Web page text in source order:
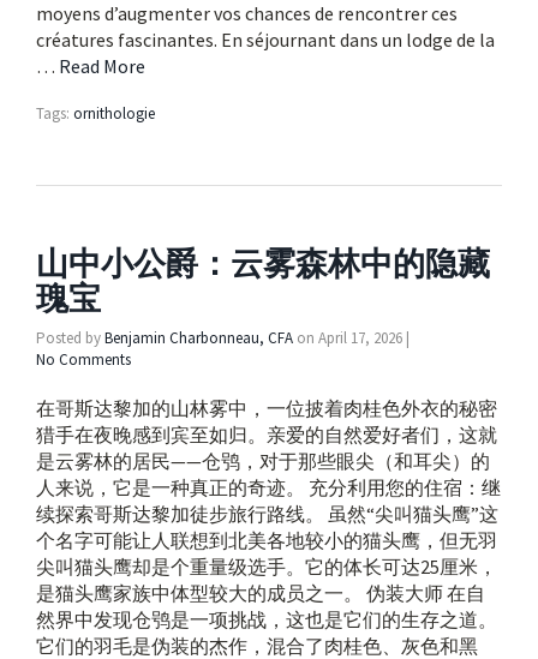
moyens d’augmenter vos chances de rencontrer ces
créatures fascinantes. En séjournant dans un lodge de la
… Read More
Tags: ornithologie
山中小公爵：云雾森林中的隐藏
瑰宝
Posted byBenjamin Charbonneau, CFA on April 17, 2026 |
No Comments
在哥斯达黎加的山林雾中，一位披着肉桂色外衣的秘密
猎手在夜晚感到宾至如归。亲爱的自然爱好者们，这就
是云雾林的居民——仓鸮，对于那些眼尖（和耳尖）的
人来说，它是一种真正的奇迹。 充分利用您的住宿：继
续探索哥斯达黎加徒步旅行路线。 虽然“尖叫猫头鹰”这
个名字可能让人联想到北美各地较小的猫头鹰，但无羽
尖叫猫头鹰却是个重量级选手。它的体长可达25厘米，
是猫头鹰家族中体型较大的成员之一。 伪装大师 在自
然界中发现仓鸮是一项挑战，这也是它们的生存之道。
它们的羽毛是伪装的杰作，混合了肉桂色、灰色和黑